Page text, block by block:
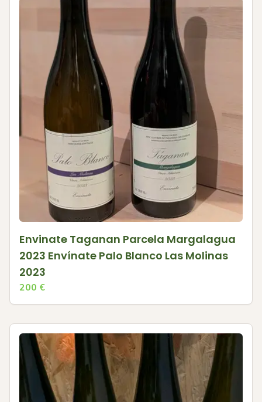
Envinate Taganan Parcela Margalagua
2023 Envínate Palo Blanco Las Molinas
2023
200 €